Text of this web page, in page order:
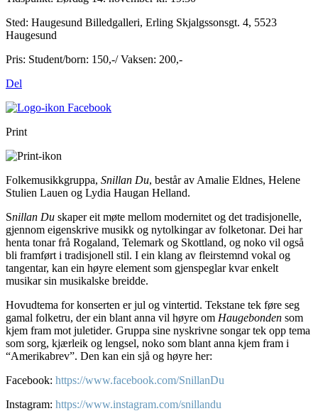
Sted: Haugesund Billedgalleri, Erling Skjalgssonsgt. 4, 5523
Haugesund
Pris: Student/born: 150,-/ Vaksen: 200,-
Del
Print
Folkemusikkgruppa, ​ Snillan Du, består av Amalie Eldnes, Helene
Stulien Lauen og Lydia Haugan Helland.
Snillan Du skaper eit møte mellom modernitet og det tradisjonelle,
gjennom eigenskrive musikk og nytolkingar av folketonar. Dei har
henta tonar frå Rogaland, Telemark og Skottland, og noko vil også
bli framført i tradisjonell stil. I ein klang av fleirstemnd vokal og
tangentar, kan ein høyre element som gjenspeglar kvar enkelt
musikar sin musikalske breidde.
Hovudtema for konserten er jul og vintertid. Tekstane tek føre seg
gamal folketru, der ein blant anna vil høyre om ​ Haugebonden ​ som
kjem fram mot juletider​. Gruppa sine nyskrivne songar tek opp tema
som sorg, kjærleik og lengsel, noko som blant anna kjem fram i
“Amerikabrev”. Den kan ein sjå og høyre her:
Facebook: https://www.facebook.com/SnillanDu
Instagram: https://www.instagram.com/snillandu